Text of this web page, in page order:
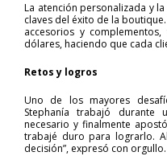
La atención personalizada y
claves del éxito de la
accesorios y
dólares, haciendo que cada
Retos y logros
Uno de los mayores
Stephanía trabajó
necesario y finalmente
trabajé duro para lograrlo.
decisión”, expresó con orgullo.